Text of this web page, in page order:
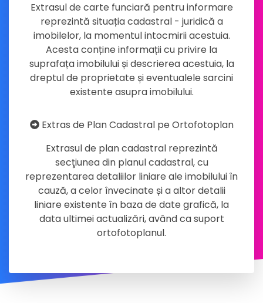
Extrasul de carte funciară pentru informare
reprezintă situația cadastral - juridică a
imobilelor, la momentul intocmirii acestuia.
Acesta conține informații cu privire la
suprafața imobilului și descrierea acestuia, la
dreptul de proprietate și eventualele sarcini
existente asupra imobilului.
Extras de Plan Cadastral pe Ortofotoplan
Extrasul de plan cadastral reprezintă
secţiunea din planul cadastral, cu
reprezentarea detaliilor liniare ale imobilului în
cauză, a celor învecinate și a altor detalii
liniare existente în baza de date grafică, la
data ultimei actualizări, având ca suport
ortofotoplanul.